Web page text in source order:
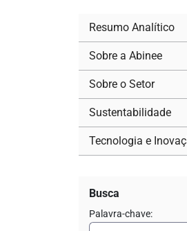
Resumo Analítico
Sobre a Abinee
Sobre o Setor
Sustentabilidade
Tecnologia e
Busca
Palavra-chave: